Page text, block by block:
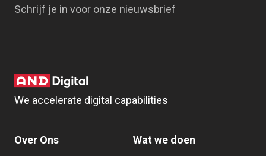
Schrijf je in voor onze nieuwsbrief
We accelerate digital capabilities
Over Ons
Wat we doen